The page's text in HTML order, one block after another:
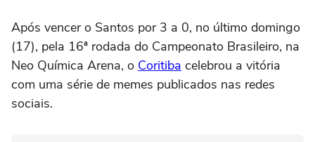
Após vencer o Santos por 3 a 0, no último domingo
(17), pela 16ª rodada do Campeonato Brasileiro, na
Neo Química Arena, o Coritiba celebrou a vitória
com uma série de memes publicados nas redes
sociais.